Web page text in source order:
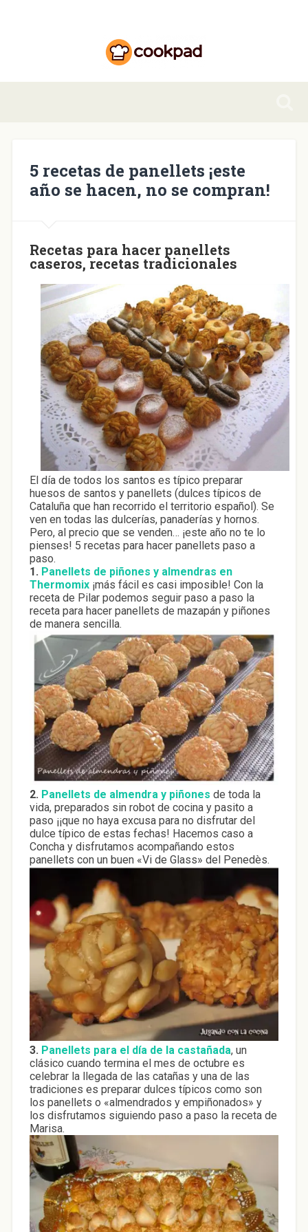
5 recetas de panellets ¡este
año se hacen, no se compran!
Recetas para hacer panellets
caseros, recetas tradicionales
El día de todos los santos es típico preparar
huesos de santos y panellets (dulces típicos de
Cataluña que han recorrido el territorio español). Se
ven en todas las dulcerías, panaderías y hornos.
Pero, al precio que se venden… ¡este año no te lo
pienses! 5 recetas para hacer panellets paso a
paso.
1. Panellets de piñones y almendras en
Thermomix ¡más fácil es casi imposible! Con la
receta de Pilar podemos seguir paso a paso la
receta para hacer panellets de mazapán y piñones
de manera sencilla.
2. Panellets de almendra y piñones de toda la
vida, preparados sin robot de cocina y pasito a
paso ¡¡que no haya excusa para no disfrutar del
dulce típico de estas fechas! Hacemos caso a
Concha y disfrutamos acompañando estos
panellets con un buen «Vi de Glass» del Penedès.
3. Panellets para el día de la castañada, un
clásico cuando termina el mes de octubre es
celebrar la llegada de las catañas y una de las
tradiciones es preparar dulces típicos como son
los panellets o «almendrados y empiñonados» y
los disfrutamos siguiendo paso a paso la receta de
Marisa.